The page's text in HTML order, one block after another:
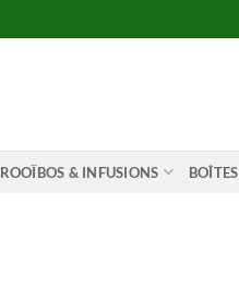
ROOÏBOS & INFUSIONS BOÎTES